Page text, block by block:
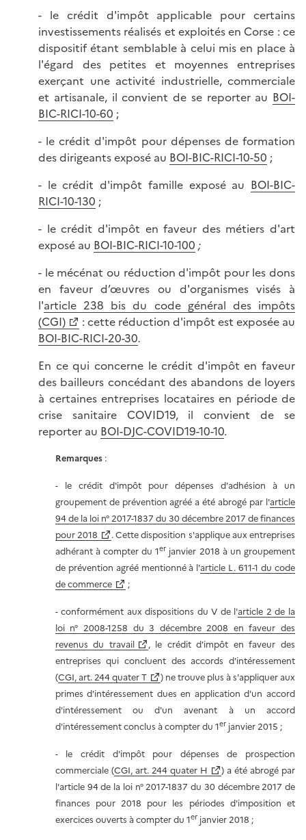
- le crédit d'impôt applicable pour certains
investissements réalisés et exploités en Corse : ce
dispositif étant semblable à celui mis en place à
l'égard des petites et moyennes entreprises
exerçant une activité industrielle, commerciale
et artisanale, il convient de se reporter au BOI-
BIC-RICI-10-60 ;
- le crédit d'impôt pour dépenses de formation
des dirigeants exposé au BOI-BIC-RICI-10-50 ;
- le crédit d'impôt famille exposé au BOI-BIC-
RICI-10-130 ;
- le crédit d'impôt en faveur des métiers d'art
exposé au BOI-BIC-RICI-10-100 ;
- le mécénat ou réduction d'impôt pour les dons
en faveur d’œuvres ou d'organismes visés à
l'article 238 bis du code général des impôts
(CGI)
: cette réduction d'impôt est exposée au
BOI-BIC-RICI-20-30.
En ce qui concerne le crédit d'impôt en faveur
des bailleurs concédant des abandons de loyers
à certaines entreprises locataires en période de
crise sanitaire COVID19, il convient de se
reporter au BOI-DJC-COVID19-10-10.
Remarques :
- le crédit d'impôt pour dépenses d'adhésion à un
groupement de prévention agréé a été abrogé par l'article
94 de la loi n° 2017-1837 du 30 décembre 2017 de finances
pour 2018
. Cette disposition s'applique aux entreprises
adhérant à compter du 1er janvier 2018 à un groupement
de prévention agréé mentionné à l'article L. 611-1 du code
de commerce
;
- conformément aux dispositions du V de l'article 2 de la
loi n° 2008-1258 du 3 décembre 2008 en faveur des
revenus du travail
, le crédit d'impôt en faveur des
entreprises qui concluent des accords d'intéressement
(CGI, art. 244 quater T
) ne trouve plus à s'appliquer aux
primes d'intéressement dues en application d'un accord
d'intéressement ou d'un avenant à un accord
d'intéressement conclus à compter du 1erjanvier 2015 ;
- le crédit d'impôt pour dépenses de prospection
commerciale (CGI, art. 244 quater H
) a été abrogé par
l'article 94 de la loi n° 2017-1837 du 30 décembre 2017 de
finances pour 2018 pour les périodes d'imposition et
exercices ouverts à compter du 1erjanvier 2018 ;